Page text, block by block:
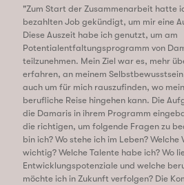
"Zum Start der Zusammenarbeit hatte
bezahlten Job gekündigt, um mir eine
Diese Auszeit habe ich genutzt, um am
Potentialentfaltungsprogramm von
teilzunehmen. Mein Ziel war es, mehr
erfahren, an meinem
auch um für mich rauszufinden, wo
berufliche Reise hingehen kann. Die
die Damaris in ihrem Programm
die richtigen, um folgende Fragen zu
bin ich? Wo stehe ich im Leben? Welche
wichtig? Welche Talente habe ich? Wo
Entwicklungspotenziale und welche
möchte ich in Zukunft verfolgen? Die